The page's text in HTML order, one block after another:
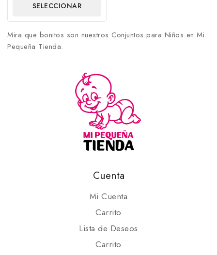
SELECCIONAR
OPCIONES
Mira que bonitos son nuestros Conjuntos para Niños en Mi
Pequeña Tienda.
Cuenta
Mi Cuenta
Carrito
Lista de Deseos
Carrito